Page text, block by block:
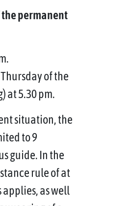
the permanent
of the
at 5.30 pm.
situation, the
to 9
guide. In the
rule of at
applies, as well